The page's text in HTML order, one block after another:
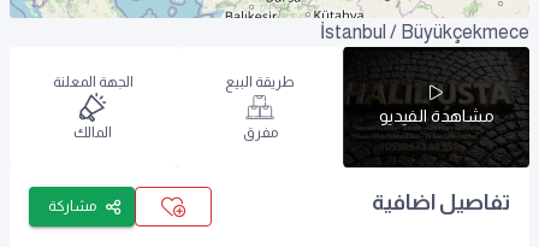
İstanbul / Büyükçekmece
مشاهدة الفيديو
طريقة البيع
مفرق
الجهة المعلنة
المالك
تفاصيل اضافية مشاركة